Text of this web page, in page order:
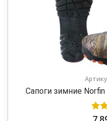
Сапоги зимние Norfin